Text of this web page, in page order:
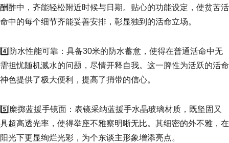
酬酢中，齐能轻松附近时候与日期。贴心的功能设定，使贫苦活
命中的每个细节齐能妥善安排，彰显独到的活命立场。
4️⃣防水性能可靠：具备30米的防水蓄意，使得在普通活命中无
需担忧随机溅水的问题，尽情开释自我。这一脾性为活跃的活命
神色提供了极大便利，提高了捎带的信心。
5️⃣糜掷蓝援手镜面：表镜采纳蓝援手水晶玻璃材质，既坚固又
具超高透光率，使得举座不雅察明晰无比。其细密的外不雅，在
阳光下更显绚烂光彩，为个东谈主形象增添亮点。